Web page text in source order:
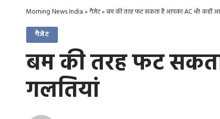
Morning News India»गैजेट»बम की तरह फट सकता है आपका AC भी! कहीं
गैजेट
बम की तरह फट
गलतियां